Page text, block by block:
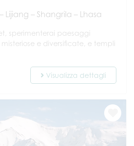
Lijiang – Shangrila – Lhasa
sperimenterai paesaggi
e diversificate, e templi
Visualizza dettagli